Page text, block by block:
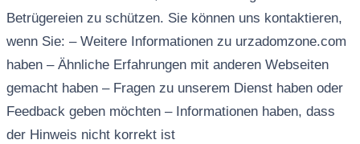
Betrügereien zu schützen. Sie können uns kontaktieren,
wenn Sie: – Weitere Informationen zu urzadomzone.com
haben – Ähnliche Erfahrungen mit anderen Webseiten
gemacht haben – Fragen zu unserem Dienst haben oder
Feedback geben möchten – Informationen haben, dass
der Hinweis nicht korrekt ist